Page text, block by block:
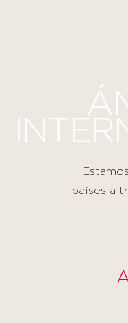
países a